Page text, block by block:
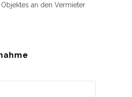
an den Vermieter